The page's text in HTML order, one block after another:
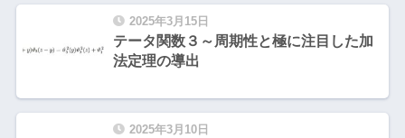
2025年3月15日
テータ関数３～周期性と極に注目した加
法定理の導出
2025年3月10日